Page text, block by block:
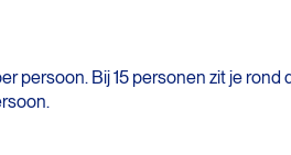
persoon. Bij 15 personen zit je